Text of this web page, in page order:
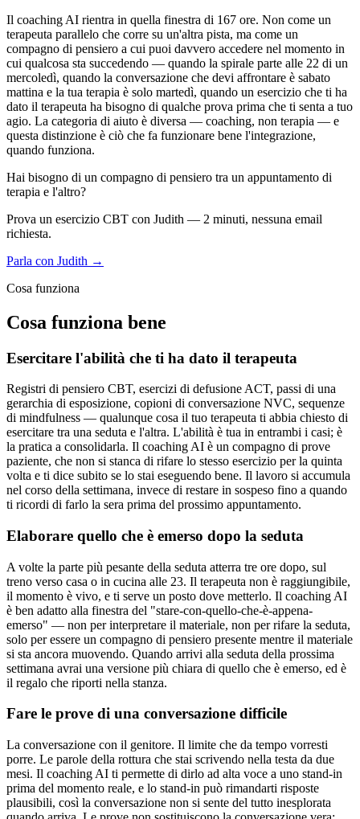
Il coaching AI rientra in quella finestra di 167 ore. Non come un
terapeuta parallelo che corre su un'altra pista, ma come un
compagno di pensiero a cui puoi davvero accedere nel momento in
cui qualcosa sta succedendo — quando la spirale parte alle 22 di un
mercoledì, quando la conversazione che devi affrontare è sabato
mattina e la tua terapia è solo martedì, quando un esercizio che ti ha
dato il terapeuta ha bisogno di qualche prova prima che ti senta a tuo
agio. La categoria di aiuto è diversa — coaching, non terapia — e
questa distinzione è ciò che fa funzionare bene l'integrazione,
quando funziona.
Hai bisogno di un compagno di pensiero tra un appuntamento di
terapia e l'altro?
Prova un esercizio CBT con Judith — 2 minuti, nessuna email
richiesta.
Parla con Judith →
Cosa funziona
Cosa funziona bene
Esercitare l'abilità che ti ha dato il terapeuta
Registri di pensiero CBT, esercizi di defusione ACT, passi di una
gerarchia di esposizione, copioni di conversazione NVC, sequenze
di mindfulness — qualunque cosa il tuo terapeuta ti abbia chiesto di
esercitare tra una seduta e l'altra. L'abilità è tua in entrambi i casi; è
la pratica a consolidarla. Il coaching AI è un compagno di prove
paziente, che non si stanca di rifare lo stesso esercizio per la quinta
volta e ti dice subito se lo stai eseguendo bene. Il lavoro si accumula
nel corso della settimana, invece di restare in sospeso fino a quando
ti ricordi di farlo la sera prima del prossimo appuntamento.
Elaborare quello che è emerso dopo la seduta
A volte la parte più pesante della seduta atterra tre ore dopo, sul
treno verso casa o in cucina alle 23. Il terapeuta non è raggiungibile,
il momento è vivo, e ti serve un posto dove metterlo. Il coaching AI
è ben adatto alla finestra del "stare-con-quello-che-è-appena-
emerso" — non per interpretare il materiale, non per rifare la seduta,
solo per essere un compagno di pensiero presente mentre il materiale
si sta ancora muovendo. Quando arrivi alla seduta della prossima
settimana avrai una versione più chiara di quello che è emerso, ed è
il regalo che riporti nella stanza.
Fare le prove di una conversazione difficile
La conversazione con il genitore. Il limite che da tempo vorresti
porre. Le parole della rottura che stai scrivendo nella testa da due
mesi. Il coaching AI ti permette di dirlo ad alta voce a uno stand-in
prima del momento reale, e lo stand-in può rimandarti risposte
plausibili, così la conversazione non si sente del tutto inesplorata